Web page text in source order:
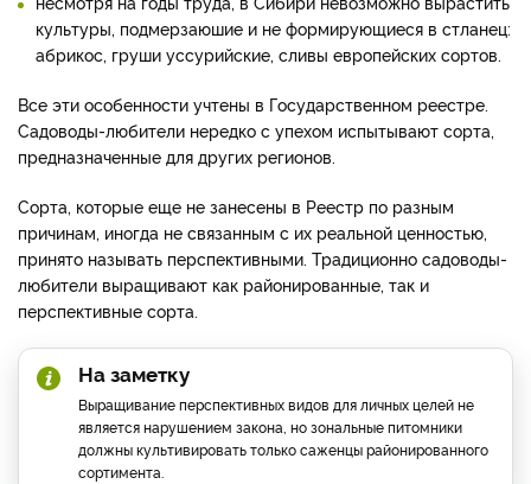
культуры, подмерзаюшие и не формирующиеся в стланец:
абрикос, груши уссурийские, сливы европейских сортов.
Все эти особенности учтены в Государственном реестре.
Садоводы-любители нередко с упехом испытывают сорта,
предназначенные для других регионов.
Сорта, которые еще не занесены в Реестр по разным
причинам, иногда не связанным с их реальной ценностью,
принято называть перспективными. Традиционно садоводы-
любители выращивают как районированные, так и
перспективные сорта.
На заметку
Выращивание перспективных видов для личных целей не
является нарушением закона, но зональные питомники
должны культивировать только саженцы районированного
сортимента.